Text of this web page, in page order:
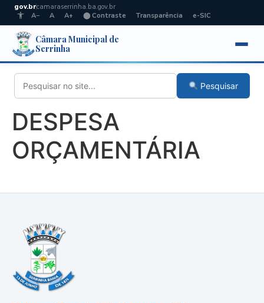
gov.brcamaraserrinha.ba.gov.br
A−
A A+ ⬤ Contraste Transparência e-SIC
Câmara Municipal de
Serrinha
Pesquisar
DESPESA
ORÇAMENTÁRIA